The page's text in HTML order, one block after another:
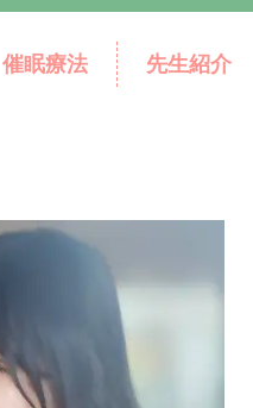
催眠療法 先生紹介